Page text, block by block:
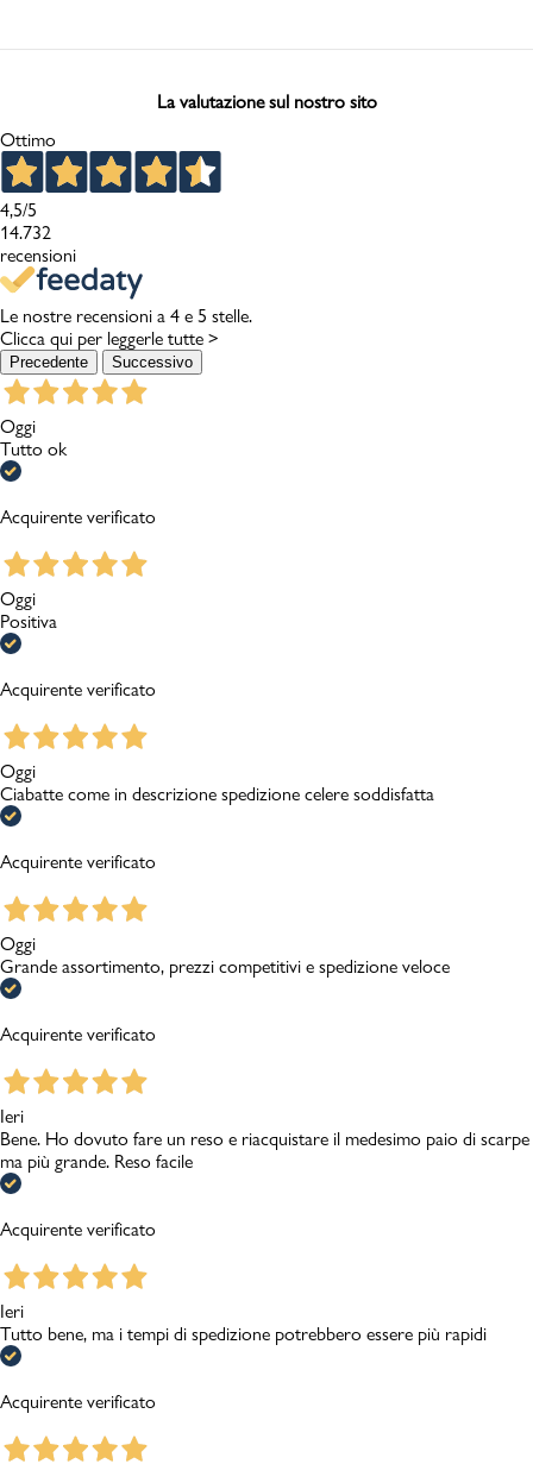
La valutazione sul nostro sito
Ottimo
4,5/5
14.732
recensioni
Le nostre recensioni a 4 e 5 stelle.
Clicca qui per leggerle tutte >
Precedente Successivo
Oggi
Tutto ok
Acquirente verificato
Oggi
Positiva
Acquirente verificato
Oggi
Ciabatte come in descrizione spedizione celere soddisfatta
Acquirente verificato
Oggi
Grande assortimento, prezzi competitivi e spedizione veloce
Acquirente verificato
Ieri
Bene. Ho dovuto fare un reso e riacquistare il medesimo paio di scarpe
ma più grande. Reso facile
Acquirente verificato
Ieri
Tutto bene, ma i tempi di spedizione potrebbero essere più rapidi
Acquirente verificato